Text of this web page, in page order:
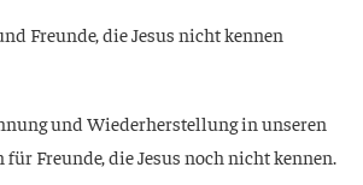
Freun­de, die Jesus nicht kennen
und Wie­der­her­stel­lung in unse­ren
Freun­de, die Jesus noch nicht kennen.